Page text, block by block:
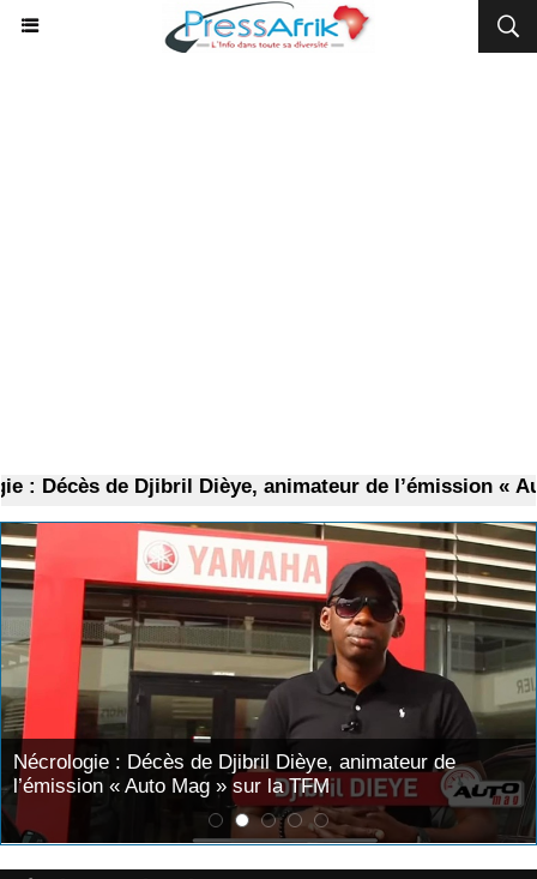
Décès de Djibril Dièye, animateur de l’émission «
Nécrologie : Décès de Djibril Dièye, animateur de
l’émission « Auto Mag » sur la TFM